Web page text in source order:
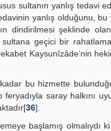
sultanın yanlış tedavi
yanlış olduğunu,
dindirilmesi şeklinde
geçici bir
Kaysunîzâde’nin
bu hizmette
saray halkını
36].
başlamış olmalıydı